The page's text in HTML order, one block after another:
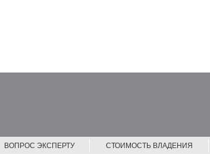
ВОПРОС ЭКСПЕРТУ СТОИМОСТЬ ВЛАДЕНИЯ